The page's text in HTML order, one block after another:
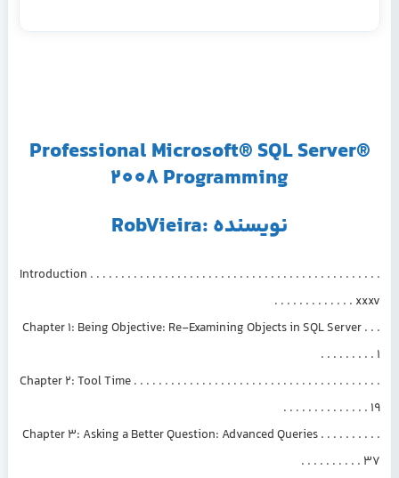
Professional Microsoft® SQL Server®
2008 Programming
نویسنده :RobVieira
Introduction . . . . . . . . . . . . . . . . . . . . . . . . . . . . . . . . . . . . . . . . . . . . . . .
. . . . . . . . . . . . . xxxv
Chapter 1: Being Objective: Re-Examining Objects in SQL Server . . .
. . . . . . . . . 1
Chapter 2: Tool Time . . . . . . . . . . . . . . . . . . . . . . . . . . . . . . . . . . . . . . . .
. . . . . . . . . . . . . . 19
Chapter 3: Asking a Better Question: Advanced Queries . . . . . . . . . .
. . . . . . . . . . 37